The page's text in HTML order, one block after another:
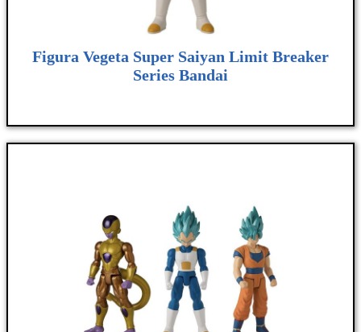
Figura Vegeta Super Saiyan Limit Breaker
Series Bandai